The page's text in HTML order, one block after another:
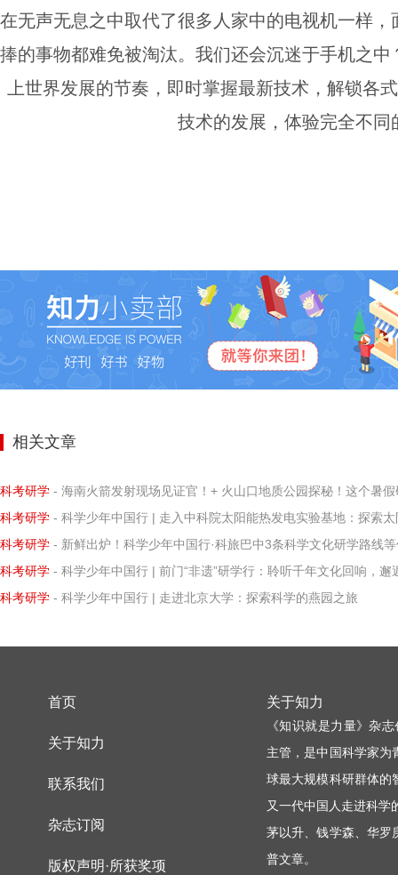
在无声无息之中取代了很多人家中的电视机一样
捧的事物都难免被淘汰。我们还会沉迷于手机之
上世界发展的节奏，即时掌握最新技术，解锁各
技术的发展，体验完全不同
相关文章
科考研学 - 海南火箭发射现场见证官！+ 火山口地质公园探秘！这个暑假研学营让孩子亲历科学
科考研学 - 科学少年中国行 | 走入中科院太阳能热发电实验基地：探索太阳能热发电的
科考研学 - 新鲜出炉！科学少年中国行·科旅巴中3条科学文化研学路线等你打卡
科考研学 - 科学少年中国行 | 前门“非遗”研学行：聆听千年文化回响，邂逅知识璀璨微
科考研学 - 科学少年中国行 | 走进北京大学：探索科学的燕园之旅
首页
关于知力
联系我们
杂志订阅
版权声明·所获奖项
关于知力
《知识就是力量》杂
主管，是中国科学家为
球最大规模科研群体的
又一代中国人走进科学
茅以升、钱学森、华罗
普文章。